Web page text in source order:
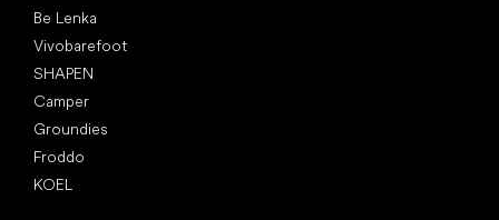
Be Lenka
Vivobarefoot
SHAPEN
Camper
Groundies
Froddo
KOEL